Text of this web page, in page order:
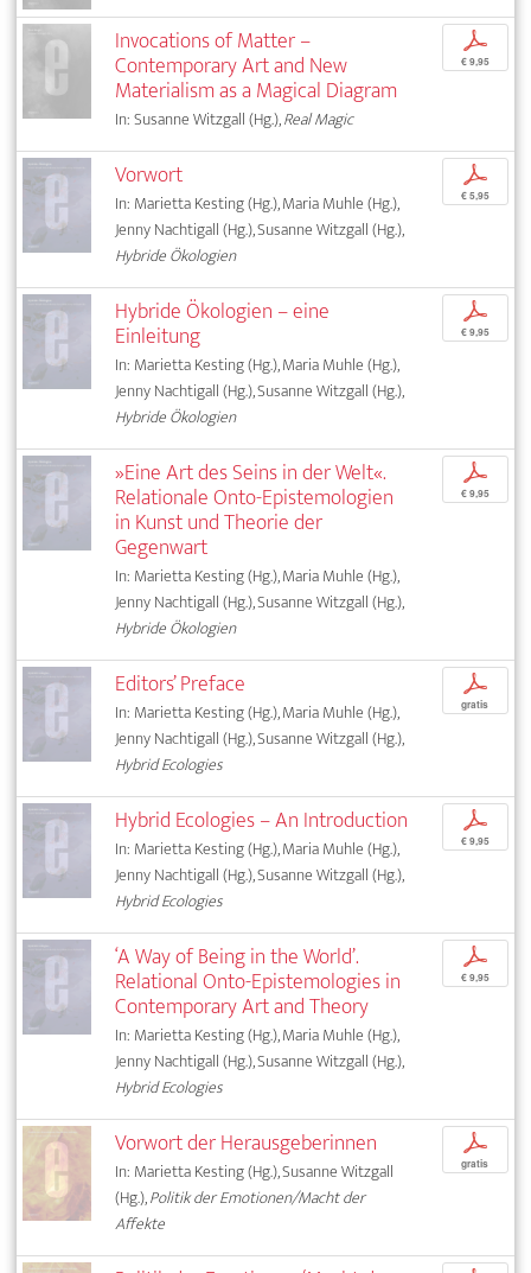
Invocations of Matter –
Contemporary Art and New
Materialism as a Magical Diagram
In: Susanne Witzgall (Hg.),Real Magic
p
€ 9,95
Vorwort
In: Marietta Kesting (Hg.), Maria Muhle (Hg.),
Jenny Nachtigall (Hg.), Susanne Witzgall (Hg.),
Hybride Ökologien
p
€ 5,95
Hybride Ökologien – eine
Einleitung
In: Marietta Kesting (Hg.), Maria Muhle (Hg.),
Jenny Nachtigall (Hg.), Susanne Witzgall (Hg.),
Hybride Ökologien
p
€ 9,95
»Eine Art des Seins in der Welt«.
Relationale Onto-Epistemologien
in Kunst und Theorie der
Gegenwart
In: Marietta Kesting (Hg.), Maria Muhle (Hg.),
Jenny Nachtigall (Hg.), Susanne Witzgall (Hg.),
Hybride Ökologien
p
€ 9,95
Editors’ Preface
In: Marietta Kesting (Hg.), Maria Muhle (Hg.),
Jenny Nachtigall (Hg.), Susanne Witzgall (Hg.),
Hybrid Ecologies
p
gratis
Hybrid Ecologies – An Introduction
In: Marietta Kesting (Hg.), Maria Muhle (Hg.),
Jenny Nachtigall (Hg.), Susanne Witzgall (Hg.),
Hybrid Ecologies
p
€ 9,95
‘A Way of Being in the World’.
Relational Onto-Epistemologies in
Contemporary Art and Theory
In: Marietta Kesting (Hg.), Maria Muhle (Hg.),
Jenny Nachtigall (Hg.), Susanne Witzgall (Hg.),
Hybrid Ecologies
p
€ 9,95
Vorwort der Herausgeberinnen
In: Marietta Kesting (Hg.), Susanne Witzgall
(Hg.),Politik der Emotionen/Macht der
Affekte
p
gratis